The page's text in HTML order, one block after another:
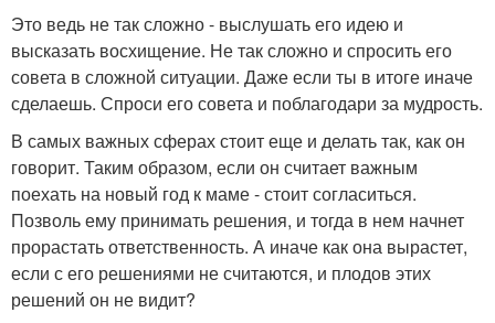
Это ведь не так сложно - выслушать его идею и
высказать восхищение. Не так сложно и спросить его
совета в сложной ситуации. Даже если ты в итоге иначе
сделаешь. Спроси его совета и поблагодари за мудрость.
В самых важных сферах стоит еще и делать так, как он
говорит. Таким образом, если он считает важным
поехать на новый год к маме - стоит согласиться.
Позволь ему принимать решения, и тогда в нем начнет
прорастать ответственность. А иначе как она вырастет,
если с его решениями не считаются, и плодов этих
решений он не видит?